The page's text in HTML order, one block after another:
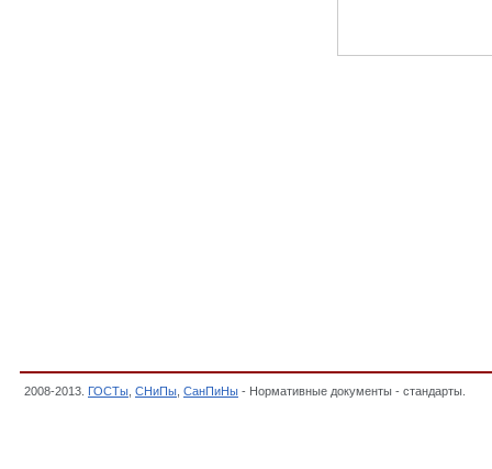
2008-2013. ГОСТы СНиПы СанПиНы - Нормативные документы - стандарты.